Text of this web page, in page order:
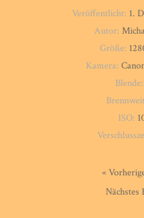
Veröffentlicht: 1.
Autor:
Größe:
Kamera:
Blende:
ISO:
«
Nächstes